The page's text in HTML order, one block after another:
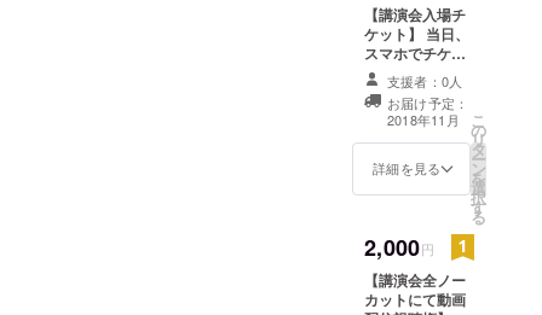
【講演会入場チ
ケット】 当日、
スマホでチケッ
ト確認して観覧
いただけます。
支援者：0人
お届け予定：
2018年11月
詳細を見る
こ
の
リ
タ
ー
ン
を
選
択
す
る
2,000円
【講演会全ノー
カットにて動画